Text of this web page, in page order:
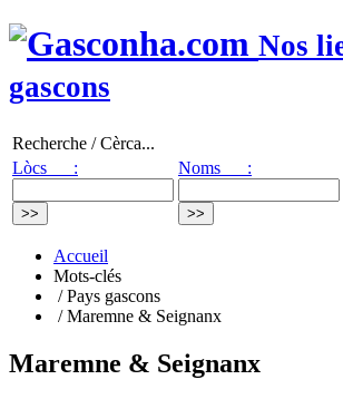
Nos
gascons
Recherche / Cèrca...
Lòcs :
Noms :
Accueil
Mots-clés
/ Pays gascons
/ Maremne & Seignanx
Maremne & Seignanx